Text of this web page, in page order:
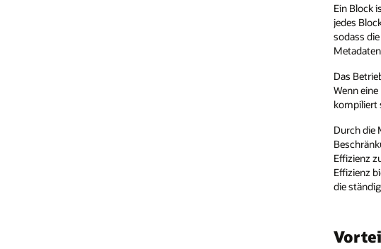
Ein Block
jedes
sodass
Das
Wenn
kompiliert
Durch die
Effizienz
Effizienz
die